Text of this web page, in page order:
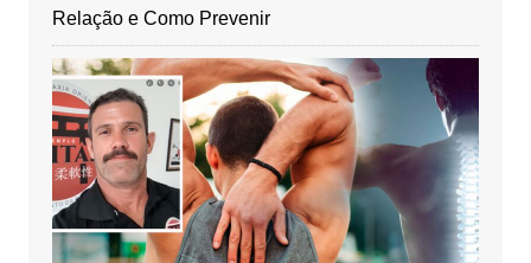
Relação e Como Prevenir